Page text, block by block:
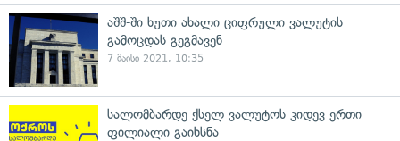
აშშ-ში ხუთი ახალი ციფრული ვალუტის
გამოცდას გეგმავენ
7 მაისი 2021, 10:35
სალომბარდე ქსელ ვალუტოს კიდევ ერთი
ფილიალი გაიხსნა